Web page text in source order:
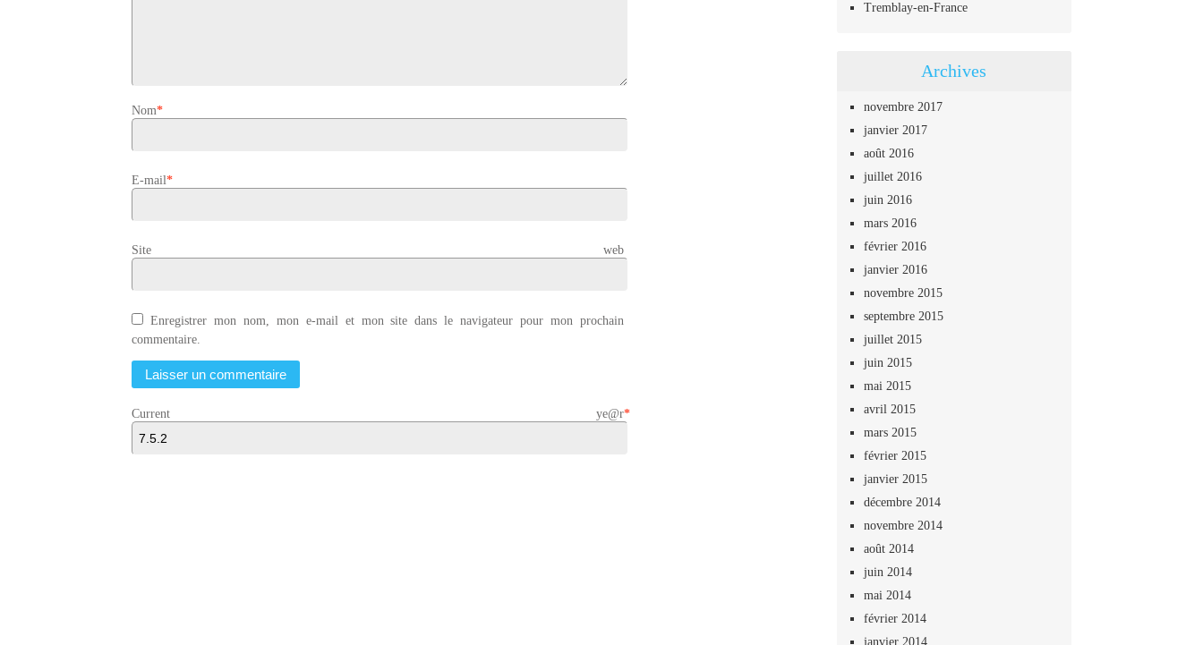
Nom*
E-mail*
Site web
Enregistrer mon nom, mon e-mail et mon site dans le navigateur pour mon prochain
commentaire.
Current ye@r*
Tremblay-en-France
Archives
novembre 2017
janvier 2017
août 2016
juillet 2016
juin 2016
mars 2016
février 2016
janvier 2016
novembre 2015
septembre 2015
juillet 2015
juin 2015
mai 2015
avril 2015
mars 2015
février 2015
janvier 2015
décembre 2014
novembre 2014
août 2014
juin 2014
mai 2014
février 2014
janvier 2014